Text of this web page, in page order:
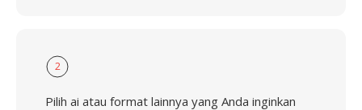
2
Pilih ai atau format lainnya yang Anda inginkan